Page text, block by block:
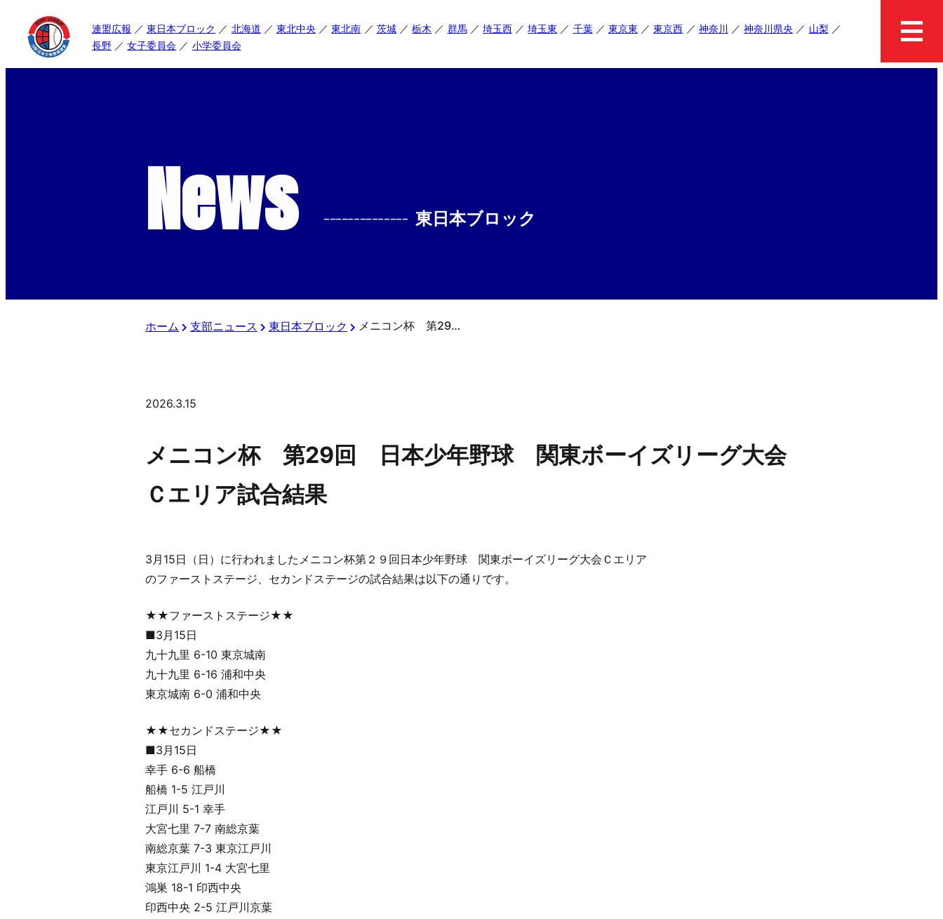
連盟広報 東日本ブロック 北海道 東北中央 東北南 茨城 栃木 群馬 埼玉西 埼玉東 千葉 東京東 東京西 神奈川 神奈川県央
山梨
長野
女子委員会 小学委員会
News -------------- 東日本ブロック
ホーム 支部ニュース 東日本ブロック メニコン杯 第29回 日本少年野球 関東ボーイズリーグ大会 Ｃエリア試合結果
2026.3.15
メニコン杯 第29回 日本少年野球 関東ボーイズリーグ大会
Ｃエリア試合結果
3月15日（日）に行われましたメニコン杯第２９回日本少年野球 関東ボーイズリーグ大会Ｃエリア
のファーストステージ、セカンドステージの試合結果は以下の通りです。
★★ファーストステージ★★
■3月15日
九十九里 6-10 東京城南
九十九里 6-16 浦和中央
東京城南 6-0 浦和中央
★★セカンドステージ★★
■3月15日
幸手 6-6 船橋
船橋 1-5 江戸川
江戸川 5-1 幸手
大宮七里 7-7 南総京葉
南総京葉 7-3 東京江戸川
東京江戸川 1-4 大宮七里
鴻巣 18-1 印西中央
印西中央 2-5 江戸川京葉